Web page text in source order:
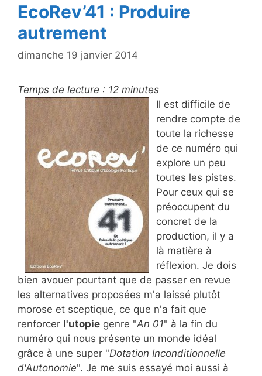
EcoRev’41 : Produire
autrement
dimanche 19 janvier 2014
Temps de lecture : 12 minutes
Il est difficile de
rendre compte de
toute la richesse
de ce numéro qui
explore un peu
toutes les pistes.
Pour ceux qui se
préoccupent du
concret de la
production, il y a
là matière à
réflexion. Je dois
bien avouer pourtant que de passer en revue
les alternatives proposées m'a laissé plutôt
morose et sceptique, ce que n'a fait que
renforcer l'utopie genre "An 01" à la fin du
numéro qui nous présente un monde idéal
grâce à une super "Dotation Inconditionnelle
d'Autonomie". Je me suis essayé moi aussi à